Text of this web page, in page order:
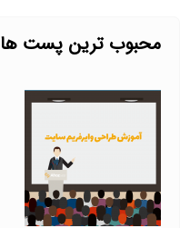
محبوب ترین پست ها